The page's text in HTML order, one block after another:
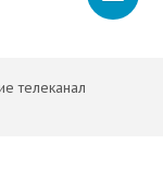
телеканал